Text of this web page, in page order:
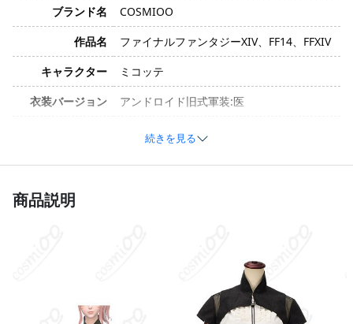
ブランド名
COSMIOO
作品名
ファイナルファンタジーXIV、FF14、FFXIV
キャラクター
ミコッテ
衣装バージョン
アンドロイド旧式軍装:医
XXS、XS、S、M、L、XL、XXL、XXXL
コットン、ポリエステル、合成皮革、天鹅
トによって変更される場合があります）
発送予定
加工に7～15営業日、配送に5～7営業日
（※土日祝除く）、合計で12～22営業日程
続きを見る
商品説明